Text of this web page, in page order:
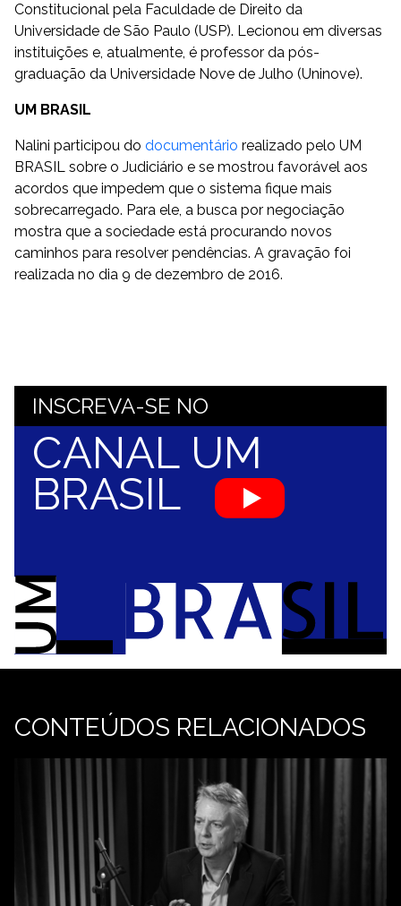
Constitucional pela Faculdade de Direito da
Universidade de São Paulo (USP). Lecionou em diversas
instituições e, atualmente, é professor da pós-
graduação da Universidade Nove de Julho (Uninove).
UM BRASIL
Nalini participou do documentário realizado pelo UM
BRASIL sobre o Judiciário e se mostrou favorável aos
acordos que impedem que o sistema fique mais
sobrecarregado. Para ele, a busca por negociação
mostra que a sociedade está procurando novos
caminhos para resolver pendências. A gravação foi
realizada no dia 9 de dezembro de 2016.
INSCREVA-SE NO
CANAL UM
BRASIL
CONTEÚDOS RELACIONADOS